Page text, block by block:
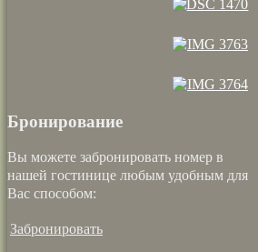
Бронирование
Вы можете забронировать номер в
нашей гостинице любым удобным для
Вас способом:
Забронировать